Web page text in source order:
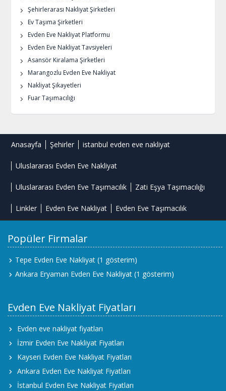
Şehirlerarası Nakliyat Şirketleri
Ev Taşıma Şirketleri
Evden Eve Nakliyat Platformu
Evden Eve Nakliyat Tavsiyeleri
Asansör Kiralama Şirketleri
Marangozlu Evden Eve Nakliyat
Nakliyat Şikayetleri
Fuar Taşımacılığı
Anasayfa Şehirler istanbul evden eve nakliyat
Uluslararası Evden Eve Nakliyat
Uluslararası Evden Eve Taşımacılık Zati Eşya Taşımacılığı
Linkler Evden Eve Nakliyat Evden Eve Taşımacılık
Popüler Firmalar
Tepe Evden Eve Nakliyat (1 gösterim)
Ankara Eryaman Evden Eve Nakliyat (1 gösterim)
Evden Eve Nakliyat Fiyatları
Evden eve nakliyat fiyatları
İzmir Evden Eve Nakliyat Fiyatları
Kayseri Evden Eve Nakliyat Fiyatları
Ankara Evden Eve Nakliyat Fiyatları
İstanbul Evden Eve Nakliyat Fiyatları